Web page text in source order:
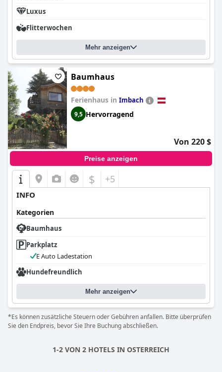
Luxus
Flitterwochen
Mehr anzeigen
Baumhaus
Ferienhaus in Imbach
9,5 Hervorragend
Von 220 $
Preise anzeigen
$ +5
INFO
Kategorien
Baumhaus
Parkplatz
E Auto Ladestation
Hundefreundlich
Mehr anzeigen
*Es können zusätzliche Steuern oder Gebühren anfallen. Bitte überprüfen
Sie den Endpreis, bevor Sie Ihre Buchung abschließen.
1-2 VON 2 HOTELS IN OSTERREICH